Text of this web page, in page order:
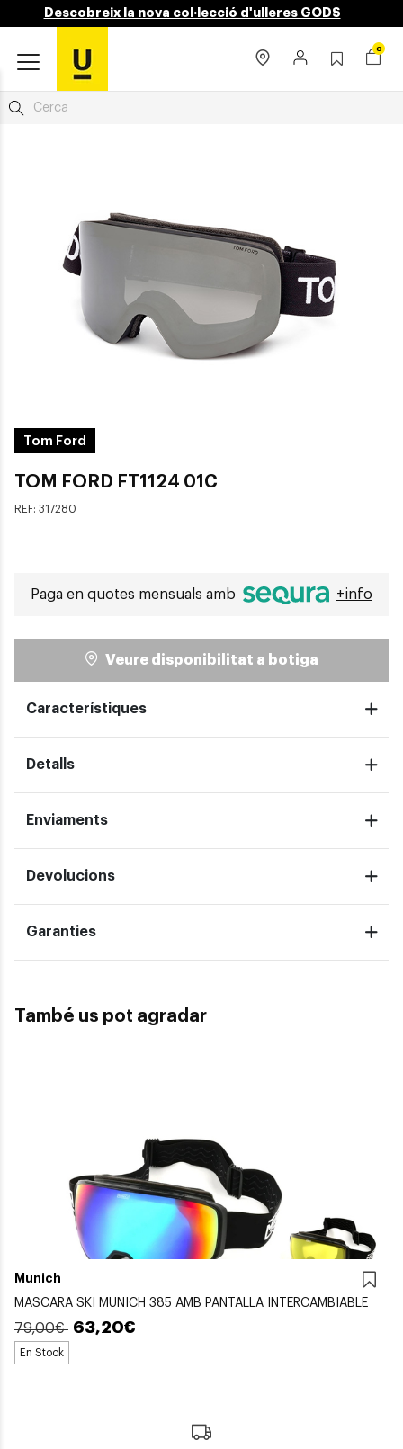
Descobreix la nova col·lecció d'ulleres GODS
0
Tom Ford
TOM FORD FT1124 01C
REF: 317280
Paga en quotes mensuals amb +info
Veure disponibilitat a botiga
Característiques
Detalls
Enviaments
Devolucions
Garanties
També us pot agradar
Munich
MASCARA SKI MUNICH 385 AMB PANTALLA INTERCAMBIABLE
79,00€ 63,20€
En Stock